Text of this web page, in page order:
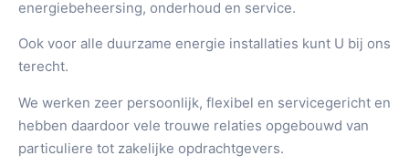
energiebeheersing, onderhoud en service.
Ook voor alle duurzame energie installaties kunt U bij ons
terecht.
We werken zeer persoonlijk, flexibel en servicegericht en
hebben daardoor vele trouwe relaties opgebouwd van
particuliere tot zakelijke opdrachtgevers.